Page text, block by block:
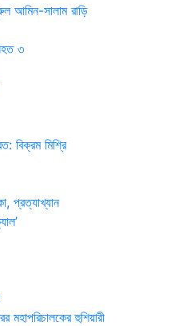
আমিন-সালাম রাড়ি
৩
বিক্রম মিশ্রি
প্রত্যাখ্যান
হুশিয়ারী